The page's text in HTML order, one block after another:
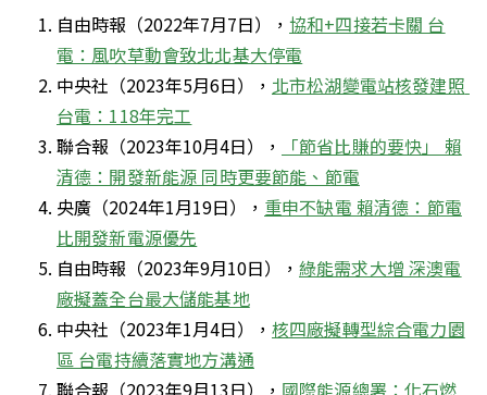
自由時報（2022年7月7日）， 協和+四接若卡關 台
電：風吹草動會致北北基大停電
中央社（2023年5月6日）， 北市松湖變電站核發建照
台電：118年完工
聯合報（2023年10月4日），
「節省比賺的要快」 賴
清德：開發新能源 同時更要節能、節電
央廣（2024年1月19日）， 重申不缺電 賴清德：節電
比開發新電源優先
自由時報（2023年9月10日）， 綠能需求大增 深澳電
廠擬蓋全台最大儲能基地
中央社（2023年1月4日）， 核四廠擬轉型綜合電力園
區 台電持續落實地方溝通